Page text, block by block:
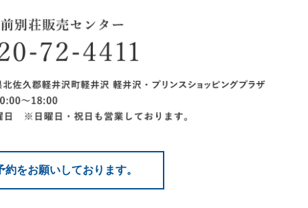
をお願いしております。